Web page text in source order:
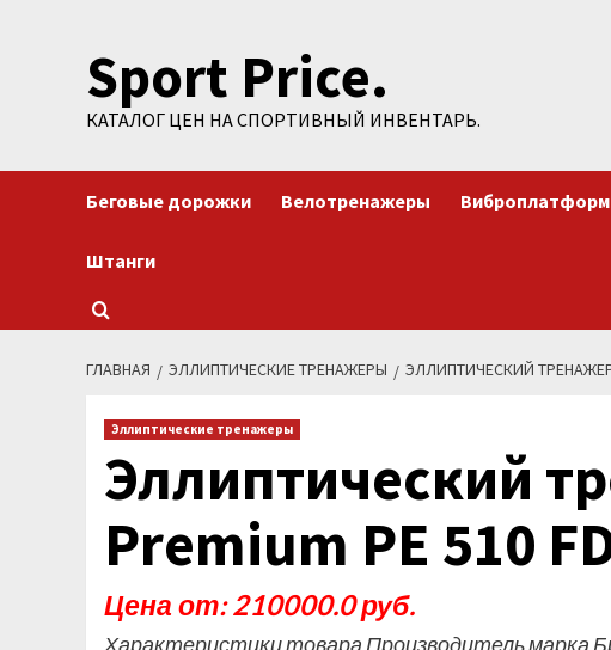
содержимомуSport Price.
КАТАЛОГ ЦЕН НА СПОРТИВНЫЙ ИНВЕНТАРЬ.
Беговые дорожки Велотренажеры
Штанги
ГЛАВНАЯ ЭЛЛИПТИЧЕСКИЕ ТРЕНАЖЕРЫ ЭЛЛИПТИЧЕСКИЙ ТРЕНАЖЕР
Эллиптические тренажеры
Эллиптический
Premium PE 510
Цена от: 210000.0 руб.
Характеристики товара Производитель марка